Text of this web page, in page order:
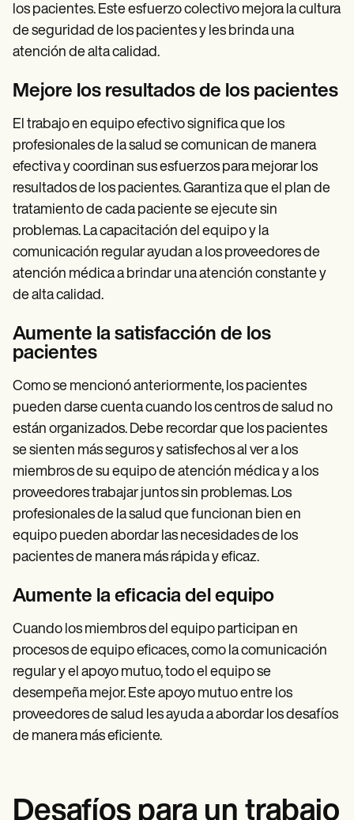
los pacientes. Este esfuerzo colectivo mejora la cultura
de seguridad de los pacientes y les brinda una
atención de alta calidad.
Mejore los resultados de los pacientes
El trabajo en equipo efectivo significa que los
profesionales de la salud se comunican de manera
efectiva y coordinan sus esfuerzos para mejorar los
resultados de los pacientes. Garantiza que el plan de
tratamiento de cada paciente se ejecute sin
problemas. La capacitación del equipo y la
comunicación regular ayudan a los proveedores de
atención médica a brindar una atención constante y
de alta calidad.
Aumente la satisfacción de los
pacientes
Como se mencionó anteriormente, los pacientes
pueden darse cuenta cuando los centros de salud no
están organizados. Debe recordar que los pacientes
se sienten más seguros y satisfechos al ver a los
miembros de su equipo de atención médica y a los
proveedores trabajar juntos sin problemas. Los
profesionales de la salud que funcionan bien en
equipo pueden abordar las necesidades de los
pacientes de manera más rápida y eficaz.
Aumente la eficacia del equipo
Cuando los miembros del equipo participan en
procesos de equipo eficaces, como la comunicación
regular y el apoyo mutuo, todo el equipo se
desempeña mejor. Este apoyo mutuo entre los
proveedores de salud les ayuda a abordar los desafíos
de manera más eficiente.
Desafíos para un trabajo